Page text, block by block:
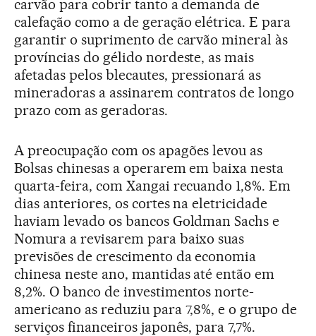
carvão para cobrir tanto a demanda de
calefação como a de geração elétrica. E para
garantir o suprimento de carvão mineral às
províncias do gélido nordeste, as mais
afetadas pelos blecautes, pressionará as
mineradoras a assinarem contratos de longo
prazo com as geradoras.
A preocupação com os apagões levou as
Bolsas chinesas a operarem em baixa nesta
quarta-feira, com Xangai recuando 1,8%. Em
dias anteriores, os cortes na eletricidade
haviam levado os bancos Goldman Sachs e
Nomura a revisarem para baixo suas
previsões de crescimento da economia
chinesa neste ano, mantidas até então em
8,2%. O banco de investimentos norte-
americano as reduziu para 7,8%, e o grupo de
serviços financeiros japonês, para 7,7%.